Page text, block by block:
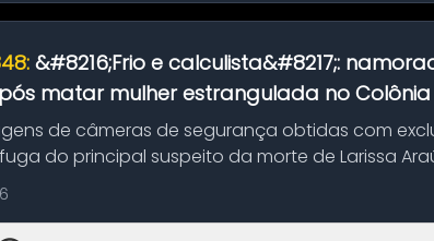
&#8216;Frio e calculista&#8217;:
matar mulher estrangulada no Colônia
de câmeras de segurança obtidas com
do principal suspeito da morte de Larissa
d...